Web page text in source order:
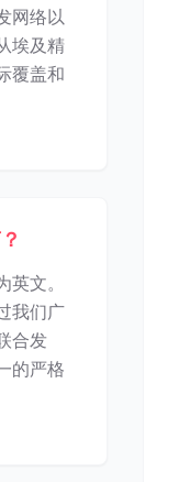
网络以
埃及精
覆盖和
文。
我们广
合发
的严格